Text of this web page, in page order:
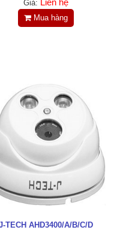
Giá: Liên hệ
Mua hàng
TECH AHD3400/A/B/C/D